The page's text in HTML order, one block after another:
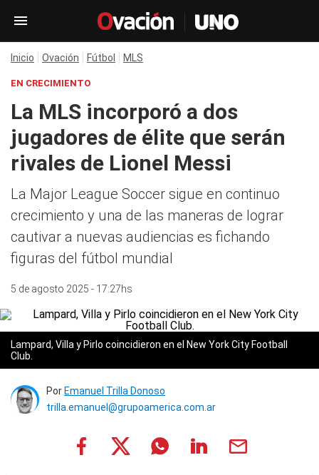
Inicio Ovación Fútbol MLS
EN CRECIMIENTO
La MLS incorporó a dos
jugadores de élite que serán
rivales de Lionel Messi
La Major League Soccer sigue en continuo
crecimiento y una de las maneras de lograr
cautivar a nuevas audiencias es fichando
figuras del fútbol mundial
5 de agosto 2025 - 17:27hs
Lampard, Villa y Pirlo coincidieron en el New York City Football
Club.
Por Emanuel Trilla Donoso
trilla.emanuel@grupoamerica.com.ar